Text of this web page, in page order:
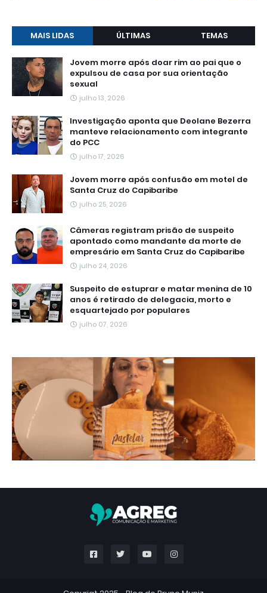
MAIS LIDAS ÚLTIMAS TEMAS
Jovem morre após doar rim ao pai que o
expulsou de casa por sua orientação
sexual
julho 13, 2026
Investigação aponta que Deolane Bezerra
manteve relacionamento com integrante
do PCC
julho 17, 2026
Jovem morre após confusão em motel de
Santa Cruz do Capibaribe
julho 25, 2026
Câmeras registram prisão de suspeito
apontado como mandante da morte de
empresário em Santa Cruz do Capibaribe
julho 24, 2026
Suspeito de estuprar e matar menina de 10
anos é retirado de delegacia, morto e
esquartejado por populares
julho 07, 2026